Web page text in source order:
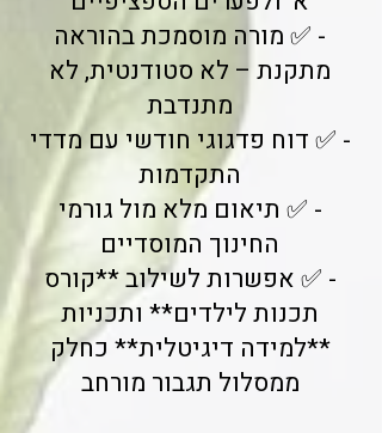
- ✅ מורה מוסמכת בהוראה
מתקנת – לא סטודנטית, לא
מתנדבת
- ✅ דוח פדגוגי חודשי עם מדדי
התקדמות
- ✅ תיאום מלא מול גורמי
החינוך המוסדיים
- ✅ אפשרות לשילוב **קורס
תכנות לילדים** ותכניות
**למידה דיגיטלית** כחלק
ממסלול תגבור מורחב